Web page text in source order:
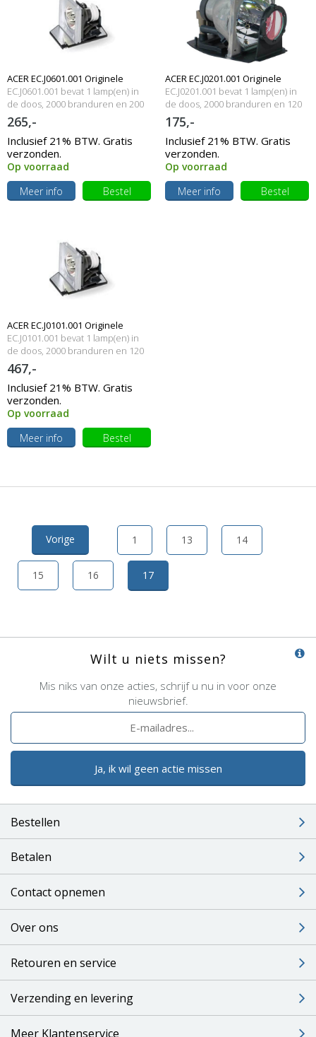
ACER EC.J0601.001 Originele
lampmodule
EC.J0601.001 bevat 1 lamp(en) in
de doos, 2000 branduren en 200
Watt
265,-
Inclusief 21% BTW. Gratis
verzonden.
Op voorraad
Meer info
Bestel
ACER EC.J0201.001 Originele
lampmodule
EC.J0201.001 bevat 1 lamp(en) in
de doos, 2000 branduren en 120
Watt
175,-
Inclusief 21% BTW. Gratis
verzonden.
Op voorraad
Meer info
Bestel
ACER EC.J0101.001 Originele
lampmodule
EC.J0101.001 bevat 1 lamp(en) in
de doos, 2000 branduren en 120
Watt
467,-
Inclusief 21% BTW. Gratis
verzonden.
Op voorraad
Meer info
Bestel
Vorige 1 13 14
15 16 17
Wilt u niets missen?
Mis niks van onze acties, schrijf u nu in voor onze
nieuwsbrief.
Ja, ik wil geen actie missen
Bestellen
Betalen
Contact opnemen
Over ons
Retouren en service
Verzending en levering
Meer Klantenservice